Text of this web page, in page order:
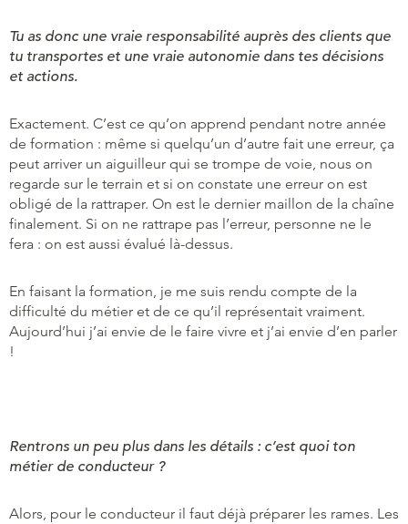
Tu as donc une vraie responsabilité auprès des clients que
tu transportes et une vraie autonomie dans tes décisions
et actions.
Exactement. C’est ce qu’on apprend pendant notre année
de formation : même si quelqu’un d’autre fait une erreur, ça
peut arriver un aiguilleur qui se trompe de voie, nous on
regarde sur le terrain et si on constate une erreur on est
obligé de la rattraper. On est le dernier maillon de la chaîne
finalement. Si on ne rattrape pas l’erreur, personne ne le
fera : on est aussi évalué là-dessus.
En faisant la formation, je me suis rendu compte de la
difficulté du métier et de ce qu’il représentait vraiment.
Aujourd’hui j’ai envie de le faire vivre et j’ai envie d’en parler
!
Rentrons un peu plus dans les détails : c’est quoi ton
métier de conducteur ?
Alors, pour le conducteur il faut déjà préparer les rames. Les